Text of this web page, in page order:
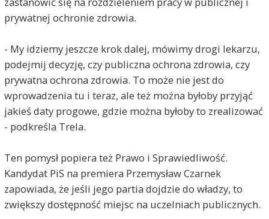
prywatnej ochronie zdrowia.
- My idziemy jeszcze krok dalej, mówimy drogi lekarzu,
podejmij decyzję, czy publiczna ochrona zdrowia, czy
prywatna ochrona zdrowia. To może nie jest do
wprowadzenia tu i teraz, ale też można byłoby przyjąć
jakieś daty progowe, gdzie można byłoby to zrealizować
- podkreśla Trela.
Ten pomysł popiera też Prawo i Sprawiedliwość.
Kandydat PiS na premiera Przemysław Czarnek
zapowiada, że jeśli jego partia dojdzie do władzy, to
zwiększy dostępność miejsc na uczelniach publicznych.